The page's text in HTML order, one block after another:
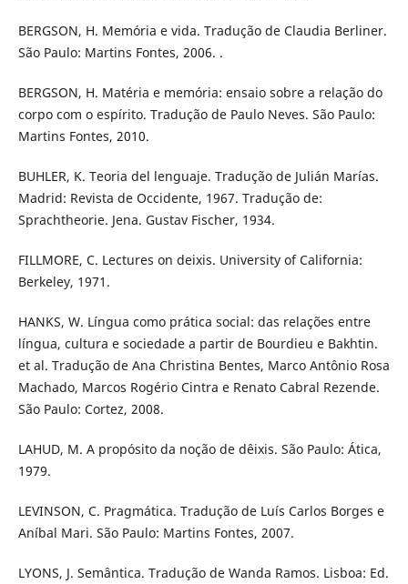
BERGSON, H. Memória e vida. Tradução de Claudia Berliner.
São Paulo: Martins Fontes, 2006. .
BERGSON, H. Matéria e memória: ensaio sobre a relação do
corpo com o espírito. Tradução de Paulo Neves. São Paulo:
Martins Fontes, 2010.
BUHLER, K. Teoria del lenguaje. Tradução de Julián Marías.
Madrid: Revista de Occidente, 1967. Tradução de:
Sprachtheorie. Jena. Gustav Fischer, 1934.
FILLMORE, C. Lectures on deixis. University of California:
Berkeley, 1971.
HANKS, W. Língua como prática social: das relações entre
língua, cultura e sociedade a partir de Bourdieu e Bakhtin.
et al. Tradução de Ana Christina Bentes, Marco Antônio Rosa
Machado, Marcos Rogério Cintra e Renato Cabral Rezende.
São Paulo: Cortez, 2008.
LAHUD, M. A propósito da noção de dêixis. São Paulo: Ática,
1979.
LEVINSON, C. Pragmática. Tradução de Luís Carlos Borges e
Aníbal Mari. São Paulo: Martins Fontes, 2007.
LYONS, J. Semântica. Tradução de Wanda Ramos. Lisboa: Ed.